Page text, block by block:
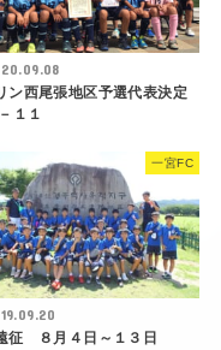
ン西尾張地区予選代表決定
１１
一宮FC
征 ８月４日～１３日